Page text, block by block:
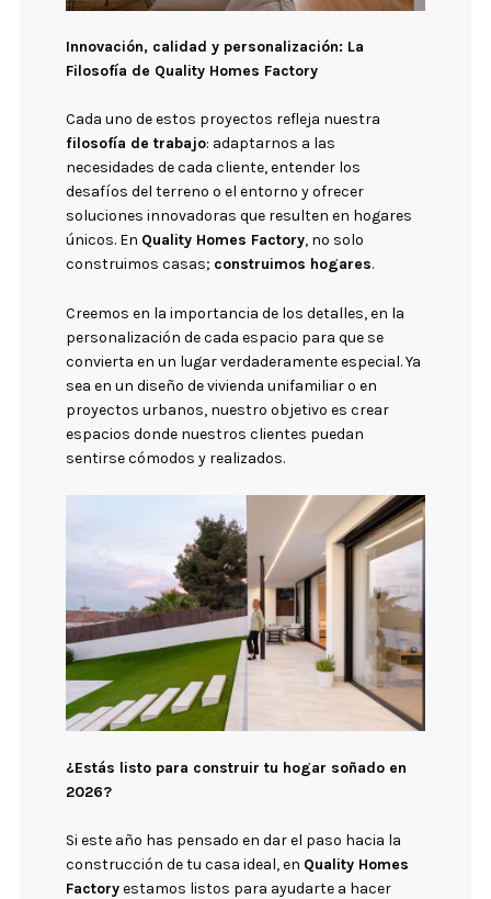
Innovación, calidad y personalización: La
Filosofía de Quality Homes Factory
Cada uno de estos proyectos refleja nuestra
filosofía de trabajo: adaptarnos a las
necesidades de cada cliente, entender los
desafíos del terreno o el entorno y ofrecer
soluciones innovadoras que resulten en hogares
únicos. En Quality Homes Factory, no solo
construimos casas; construimos hogares.
Creemos en la importancia de los detalles, en la
personalización de cada espacio para que se
convierta en un lugar verdaderamente especial. Ya
sea en un diseño de vivienda unifamiliar o en
proyectos urbanos, nuestro objetivo es crear
espacios donde nuestros clientes puedan
sentirse cómodos y realizados.
¿Estás listo para construir tu hogar soñado en
2026?
Si este año has pensado en dar el paso hacia la
construcción de tu casa ideal, en Quality Homes
Factoryestamos listos para ayudarte a hacer